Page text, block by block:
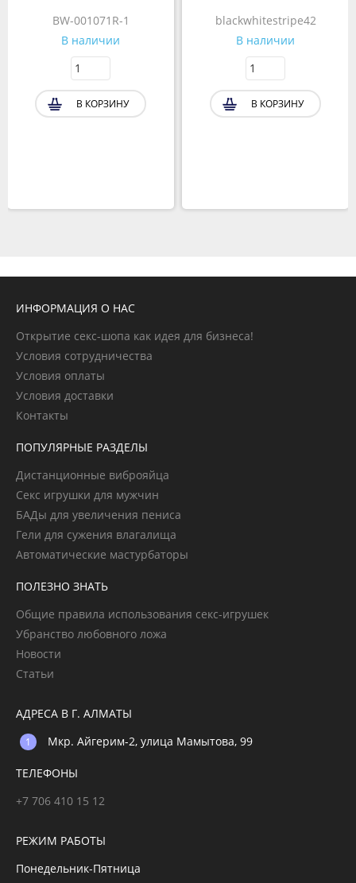
BW-001071R-1
В наличии
В КОРЗИНУ
blackwhitestripe42
В наличии
В КОРЗИНУ
ИНФОРМАЦИЯ О НАС
Открытие секс-шопа как идея для бизнеса!
Условия сотрудничества
Условия оплаты
Условия доставки
Контакты
ПОПУЛЯРНЫЕ РАЗДЕЛЫ
Дистанционные виброяйца
Секс игрушки для мужчин
БАДы для увеличения пениса
Гели для сужения влагалища
Автоматические мастурбаторы
ПОЛЕЗНО ЗНАТЬ
Общие правила использования секс-игрушек
Убранство любовного ложа
Новости
Статьи
АДРЕСА В Г. АЛМАТЫ
Мкр. Айгерим-2, улица Мамытова, 99
ТЕЛЕФОНЫ
+7 706 410 15 12
РЕЖИМ РАБОТЫ
Понедельник-Пятница